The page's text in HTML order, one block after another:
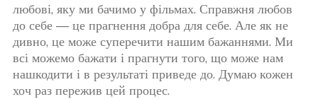
любові, яку ми бачимо у фільмах. Справжня любов
до себе — це прагнення добра для себе. Але як не
дивно, це може суперечити нашим бажаннями. Ми
всі можемо бажати і прагнути того, що може нам
нашкодити і в результаті приведе до. Думаю кожен
хоч раз пережив цей процес.